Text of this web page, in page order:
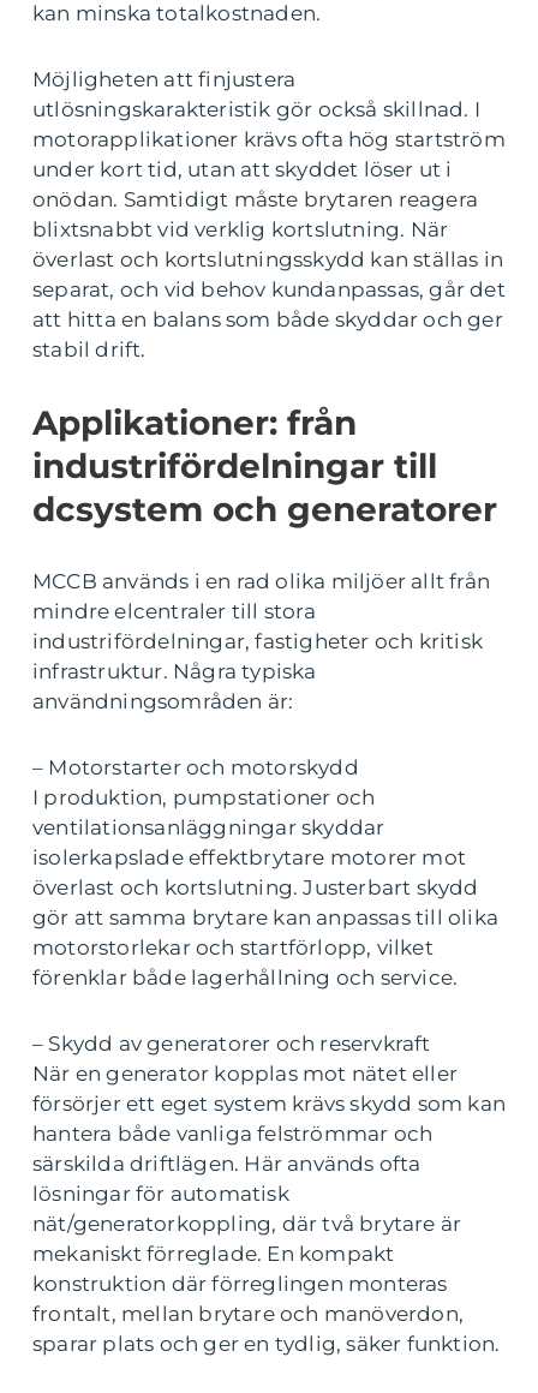
kan minska totalkostnaden.
Möjligheten att finjustera
utlösningskarakteristik gör också skillnad. I
motorapplikationer krävs ofta hög startström
under kort tid, utan att skyddet löser ut i
onödan. Samtidigt måste brytaren reagera
blixtsnabbt vid verklig kortslutning. När
överlast och kortslutningsskydd kan ställas in
separat, och vid behov kundanpassas, går det
att hitta en balans som både skyddar och ger
stabil drift.
Applikationer: från
industrifördelningar till
dcsystem och generatorer
MCCB används i en rad olika miljöer allt från
mindre elcentraler till stora
industrifördelningar, fastigheter och kritisk
infrastruktur. Några typiska
användningsområden är:
– Motorstarter och motorskydd
I produktion, pumpstationer och
ventilationsanläggningar skyddar
isolerkapslade effektbrytare motorer mot
överlast och kortslutning. Justerbart skydd
gör att samma brytare kan anpassas till olika
motorstorlekar och startförlopp, vilket
förenklar både lagerhållning och service.
– Skydd av generatorer och reservkraft
När en generator kopplas mot nätet eller
försörjer ett eget system krävs skydd som kan
hantera både vanliga felströmmar och
särskilda driftlägen. Här används ofta
lösningar för automatisk
nät/generatorkoppling, där två brytare är
mekaniskt förreglade. En kompakt
konstruktion där förreglingen monteras
frontalt, mellan brytare och manöverdon,
sparar plats och ger en tydlig, säker funktion.